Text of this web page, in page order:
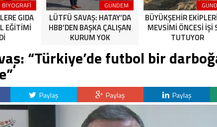
BİYOGRAFİ
GIDA
EĞİTİMİ
GÜNDEM
LÜTFÜ SAVAŞ: HATAY’DA
HBB’DEN BAŞKA ÇALIŞAN
KURUM YOK
BÜYÜKŞEHİR
MEVSİMİ ÖNCESİ İŞİ
TUTUYOR
“Türkiye’de futbol bir
Paylaş Paylaş Paylaş